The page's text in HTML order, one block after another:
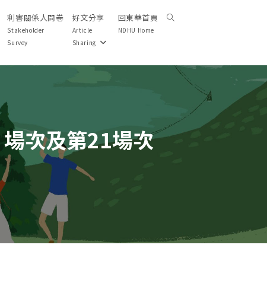
利害關係人問卷
Stakeholder
Survey
好文分享
Article
Sharing
回東華首頁
NDHU Home
Toggle
次及第21場次